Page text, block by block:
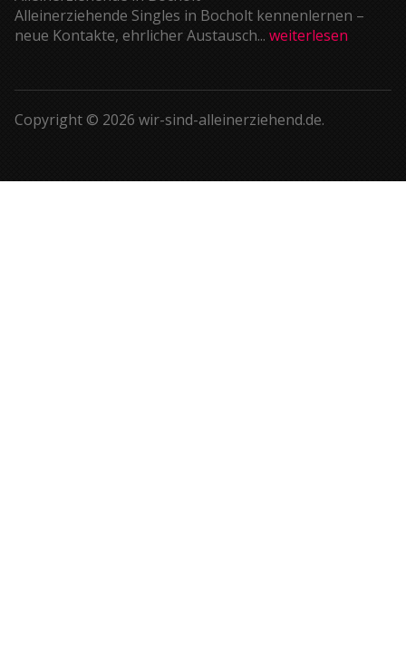
Alleinerziehende Singles in Bocholt kennenlernen –
neue Kontakte, ehrlicher Austausch... weiterlesen
Copyright © 2026 wir-sind-alleinerziehend.de.